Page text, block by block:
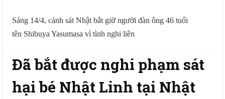
Sáng 14/4, cảnh sát Nhật bắt giữ người đàn ông 46 tuổi
tên Shibuya Yasumasa vì tình nghi liên
Đã bắt được nghi phạm sát
hại bé Nhật Linh tại Nhật